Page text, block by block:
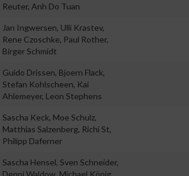
Reuter, Anh Do Tuan
Jan Ingwersen, Ulli Krastev,
Rene Czoschke, Paul Rother,
Birger Schmidt
Guido Drissen, Bjoern Flack,
Stefan Kohlscheen, Kai
Ahlemeyer, Leon Stephens
Sascha Keck, Moe Schulz,
Matthias Salzenberg, Richi St,
Philipp Daferner
Sascha Hensel, Sven Schneider,
Denni Waldow, Michael König,